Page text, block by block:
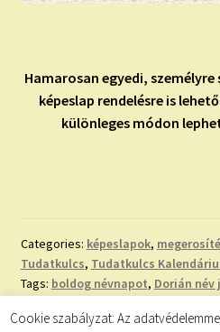
Hamarosan egyedi,
képeslap rendelésre is
különleges módon
Categories: képeslapok,
Tudatkulcs, Tudatkulcs
Tags: boldog névnapot, Dorián név
névnap,névnapi képeslap,
Cookie szabályzat: Az